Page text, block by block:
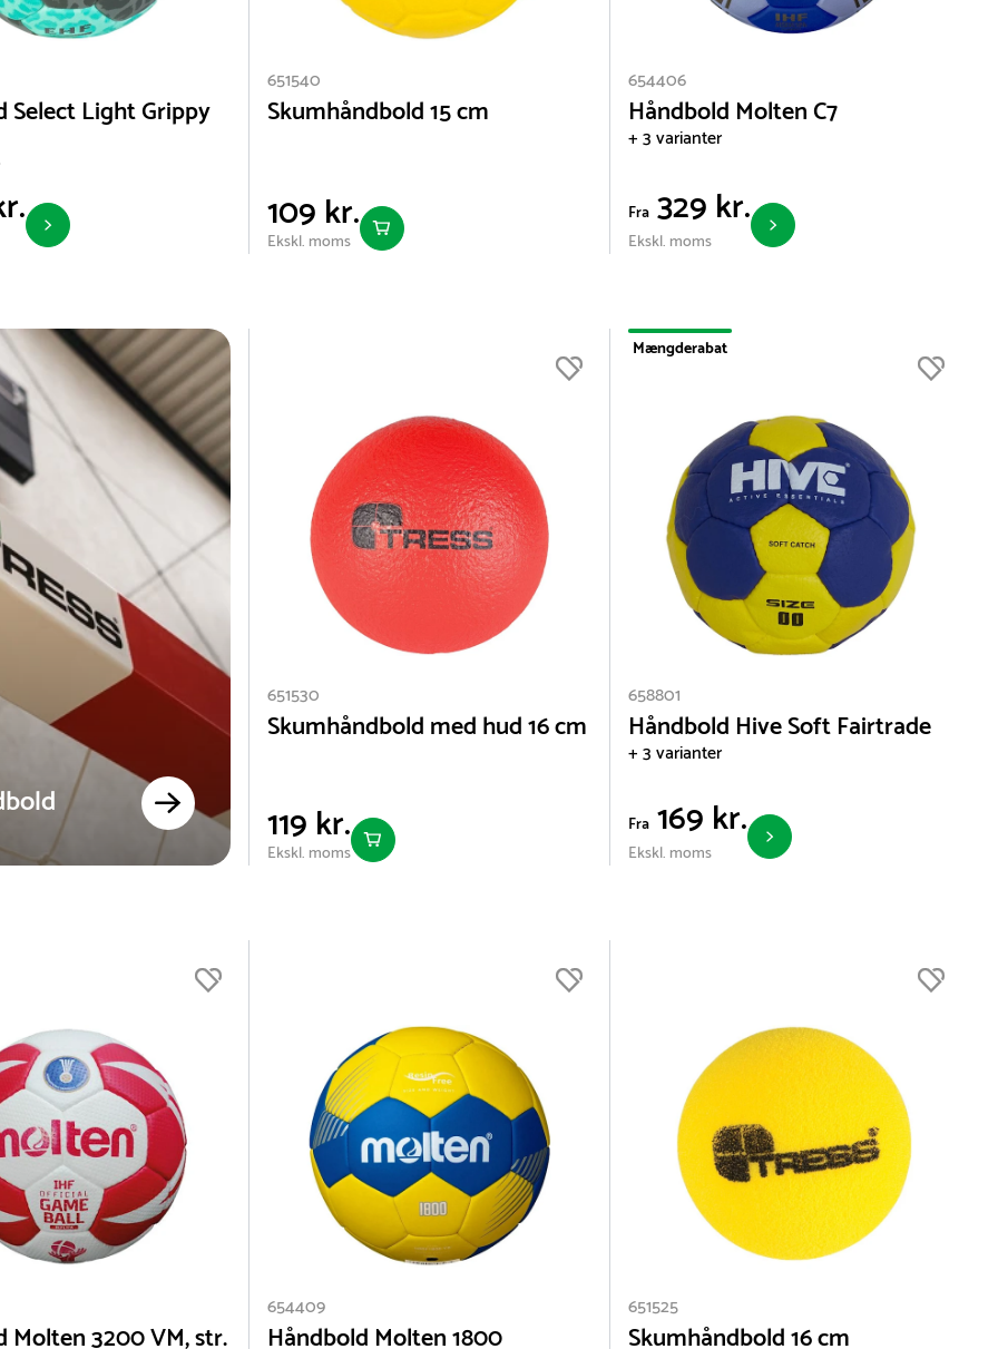
Select Light Grippy
651540
Skumhåndbold 15 cm
109 kr.
Ekskl. moms
654406
Håndbold Molten C7
+ 3 varianter
Fra 329 kr.
Ekskl. moms
651530
Skumhåndbold med hud 16 cm
119 kr.
Ekskl. moms
Mængderabat
658801
Håndbold Hive Soft Fairtrade
+ 3 varianter
Fra 169 kr.
Ekskl. moms
Molten 3200 VM, str.
654409
Håndbold Molten 1800
651525
Skumhåndbold 16 cm